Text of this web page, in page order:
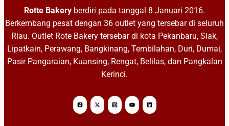
Rotte Bakery berdiri pada tanggal 8 Januari 2016.
Berkembang pesat dengan 36 outlet yang tersebar di seluruh
Riau. Outlet Rote Bakery tersebar di kota Pekanbaru, Siak,
Lipatkain, Perawang, Bangkinang, Tembilahan, Duri, Dumai,
Pasir Pangaraian, Kuansing, Rengat, Belilas, dan Pangkalan
Kerinci.